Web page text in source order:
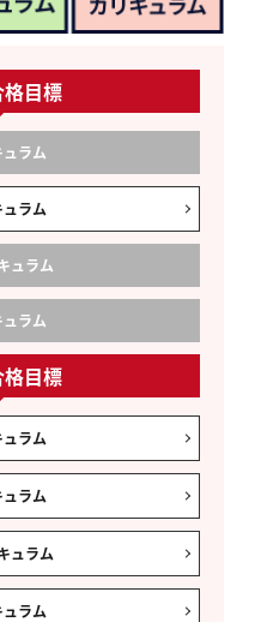
目標
ラム
ラム
ュラム
ラム
目標
ラム
ラム
ュラム
ラム